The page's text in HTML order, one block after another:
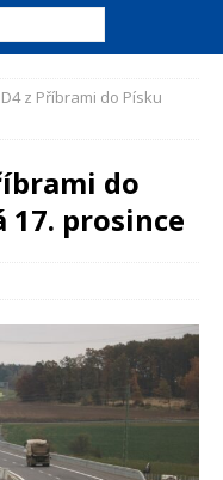
z Příbrami do Písku
do
17. prosince